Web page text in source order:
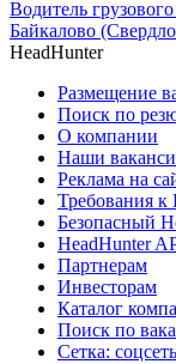
Водитель
Байкалово
HeadHunter
Размещение
Поиск по
О компании
Наши
Реклама на
Требования
Безопасный
HeadHunter
Партнерам
Инвесторам
Каталог
Поиск по
Сетка: